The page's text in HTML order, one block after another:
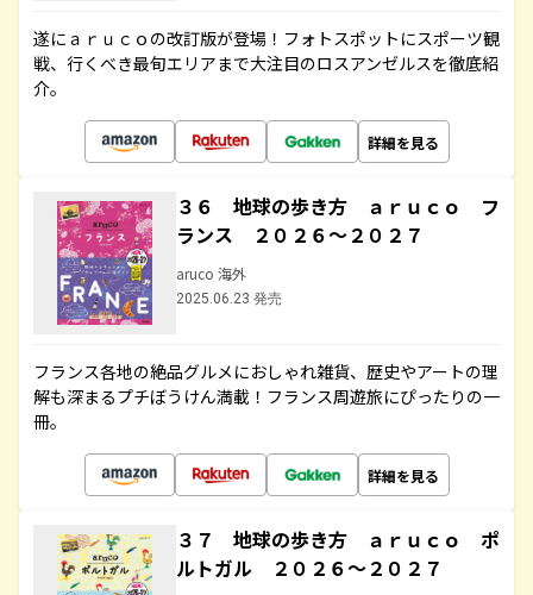
遂にａｒｕｃｏの改訂版が登場！フォトスポットにスポーツ観
戦、行くべき最旬エリアまで大注目のロスアンゼルスを徹底紹
介。
詳細を見る
３６ 地球の歩き方 ａｒｕｃｏ フ
ランス ２０２６～２０２７
aruco 海外
2025.06.23 発売
フランス各地の絶品グルメにおしゃれ雑貨、歴史やアートの理
解も深まるプチぼうけん満載！フランス周遊旅にぴったりの一
冊。
詳細を見る
３７ 地球の歩き方 ａｒｕｃｏ ポ
ルトガル ２０２６～２０２７